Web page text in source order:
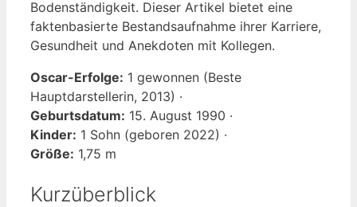
Bodenständigkeit. Dieser Artikel bietet eine
faktenbasierte Bestandsaufnahme ihrer Karriere,
Gesundheit und Anekdoten mit Kollegen.
Oscar-Erfolge: 1 gewonnen (Beste
Hauptdarstellerin, 2013) ·
Geburtsdatum: 15. August 1990 ·
Kinder: 1 Sohn (geboren 2022) ·
Größe: 1,75 m
Kurzüberblick